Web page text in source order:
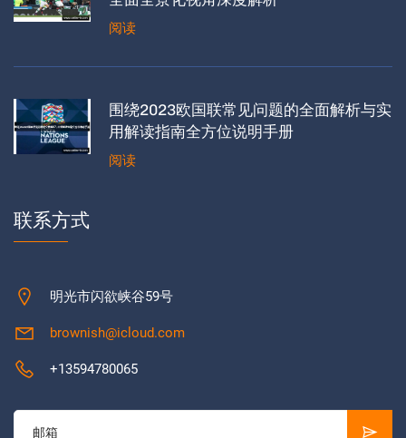
阅读
围绕2023欧国联常见问题的全面解析与实
用解读指南全方位说明手册
阅读
联系方式
明光市闪欲峡谷59号
brownish@icloud.com
+13594780065